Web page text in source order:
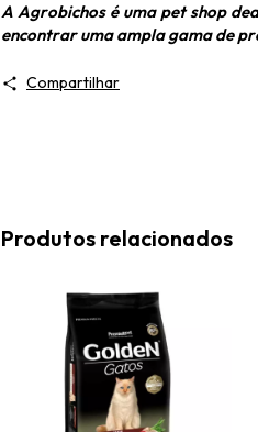
A Agrobichos é uma pet shop
encontrar uma ampla gama de
Compartilhar
Produtos relacionados